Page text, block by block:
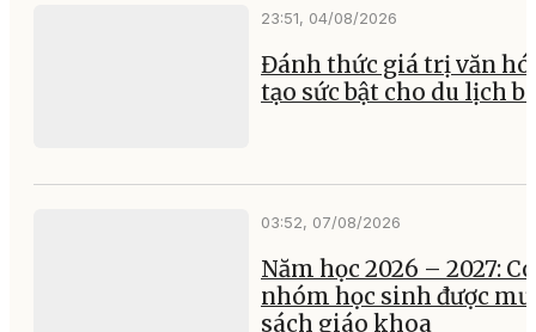
23:51, 04/08/2026
Đánh thức giá trị văn
tạo sức bật cho du lịch
03:52, 07/08/2026
Năm học 2026 – 2027:
nhóm học sinh được
sách giáo khoa